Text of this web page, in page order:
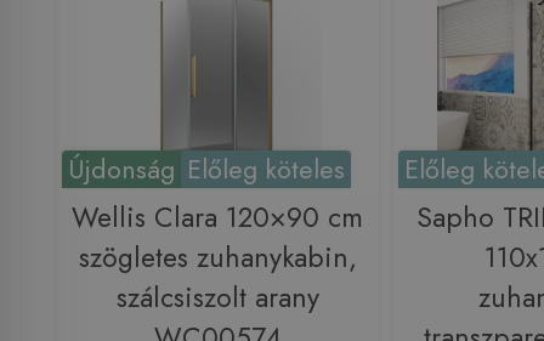
Újdonság Előleg köteles
Wellis Clara 120×90 cm
szögletes zuhanykabin,
szálcsiszolt arany
Előleg
Sapho